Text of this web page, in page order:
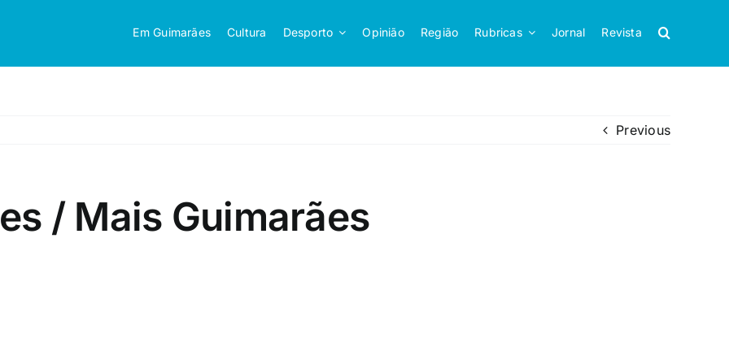
Em Guimarães Cultura Desporto Opinião Região Rubricas Jornal Revista
Previous
/ Mais Guimarães